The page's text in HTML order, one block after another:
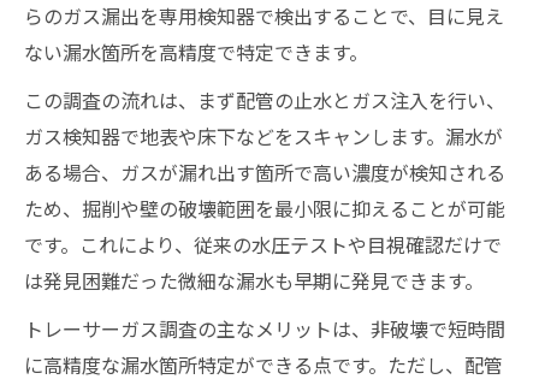
らのガス漏出を専用検知器で検出することで、目に見え
ない漏水箇所を高精度で特定できます。
この調査の流れは、まず配管の止水とガス注入を行い、
ガス検知器で地表や床下などをスキャンします。漏水が
ある場合、ガスが漏れ出す箇所で高い濃度が検知される
ため、掘削や壁の破壊範囲を最小限に抑えることが可能
です。これにより、従来の水圧テストや目視確認だけで
は発見困難だった微細な漏水も早期に発見できます。
トレーサーガス調査の主なメリットは、非破壊で短時間
に高精度な漏水箇所特定ができる点です。ただし、配管